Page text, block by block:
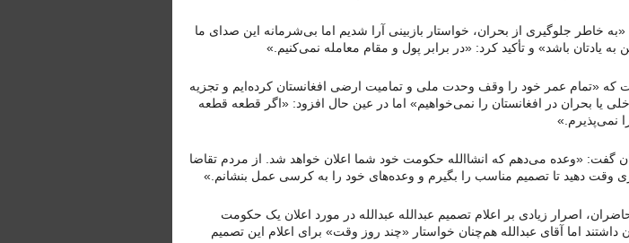
خاطر جلوگیری از بحران، خواستار بازبینی آرا شدیم اما بی‌شرمانه این صدای ما
به یادتان باشد» و تأکید کرد: «در برابر پول و مقام معامله نمی‌کنیم.»
که «تمام عمر خود را وقف وحدت ملی و تمامیت ارضی افغانستان کرده‌ایم و تجزیه
یا بحران در افغانستان را نمی‌خواهیم» اما در عین حال افزود: «اگر قطعه قطعه
نمی‌پذیرم.»
گفت: «وعده می‌دهم که انشاالله حکومت خود شما اعلان خواهد شد. از مردم تقاضا
وقت دهید تا تصمیم مناسب را بگیرم و وعده‌های خود را به کرسی عمل بنشانم.»
اصرار زیادی بر اعلام تصمیم عبدالله عبدالله در مورد اعلان یک حکومت
داشتند اما آقای عبدالله هم‌چنان خواستار «چند روز وقت» برای اعلام این تصمیم